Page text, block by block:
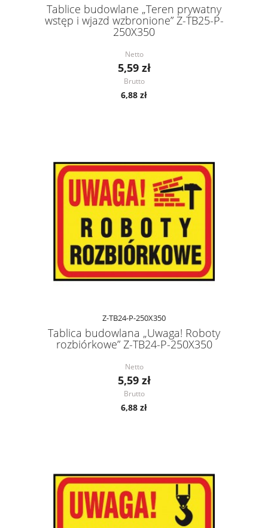
Tablice budowlane „Teren prywatny
wstęp i wjazd wzbronione” Z-TB25-P-
250X350
Netto
5,59 zł
Brutto
6,88 zł
Z-TB24-P-250X350
Tablica budowlana „Uwaga! Roboty
rozbiórkowe” Z-TB24-P-250X350
Netto
5,59 zł
Brutto
6,88 zł